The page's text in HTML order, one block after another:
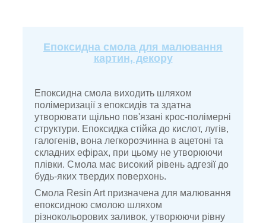
Епоксидна смола для малювання
картин, декору
Епоксидна смола виходить шляхом
полімеризації з епоксидів та здатна
утворювати щільно пов'язані крос-полімерні
структури. Епоксидка стійка до кислот, лугів,
галогенів, вона легкорозчинна в ацетоні та
складних ефірах, при цьому не утворюючи
плівки. Смола має високий рівень адгезії до
будь-яких твердих поверхонь.
Смола Resin Art призначена для малювання
епоксидною смолою шляхом
різнокольорових заливок, утворюючи рівну